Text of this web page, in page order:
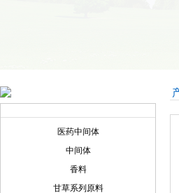
医药中间体
中间体
香料
甘草系列原料